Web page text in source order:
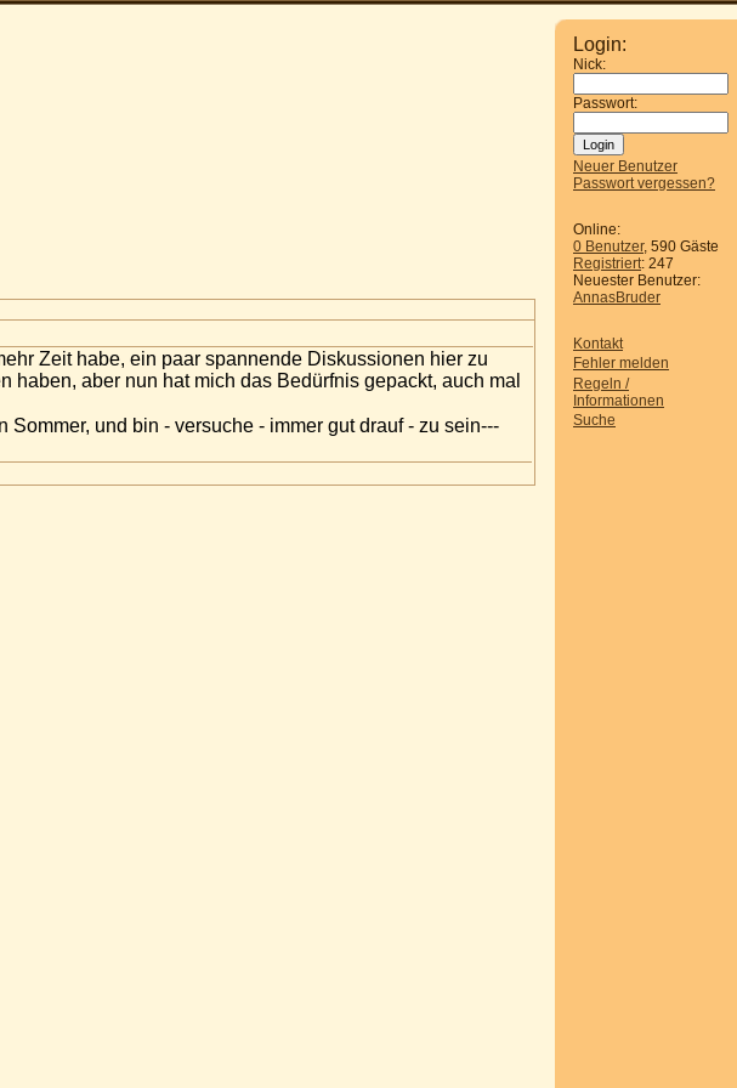
Login:
Nick:
Passwort:
Neuer Benutzer
Passwort vergessen?
Online:
0 Benutzer, 590 Gäste
Registriert: 247
Neuester Benutzer:
AnnasBruder
Kontakt
Fehler melden
Regeln /
Informationen
Suche
Zeit habe, ein paar spannende Diskussionen hier zu
aber nun hat mich das Bedürfnis gepackt, auch mal
und bin - versuche - immer gut drauf - zu sein---